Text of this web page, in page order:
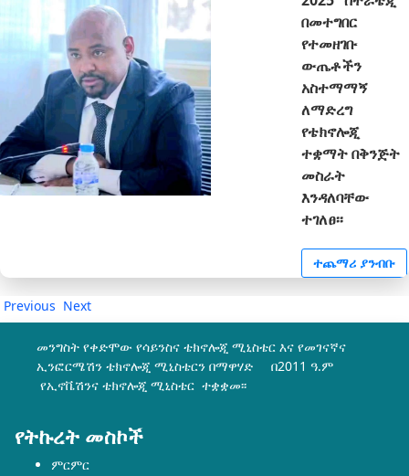
በመተግበር
የተመዘገቡ
ውጤቶችን
አስተማማኝ
ለማድረግ
የቴክኖሎጂ
ተቋማት በቅንጅት
መስራት
እንዳለባቸው
ተገለፀ፡፡
ተጨማሪ ያንብቡ
Previous Next
መንግስት የቀድሞው የሳይንስና ቴክኖሎጂ ሚኒስቴር እና የመገናኛና
ኢንፎርሜሽን ቴክኖሎጂ ሚኒስቴርን በማዋሃድ በ2011 ዓ.ም
የኢኖቬሽንና ቴክኖሎጂ ሚኒስቴር ተቋቋመ፡፡
የትኩረት መስኮች
ምርምር